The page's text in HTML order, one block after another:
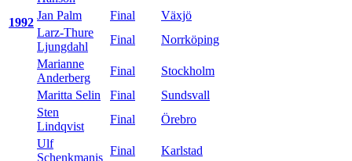
1992
Jan Palm
Final
Växjö
Larz-Thure
Ljungdahl
Final
Norrköping
Marianne
Anderberg
Final
Stockholm
Maritta Selin
Final
Sundsvall
Sten
Lindqvist
Final
Örebro
Ulf
Schenkmanis
Final Karlstad